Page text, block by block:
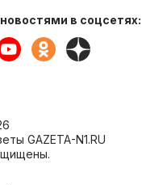
в соцсетях:
GAZETA-N1.RU